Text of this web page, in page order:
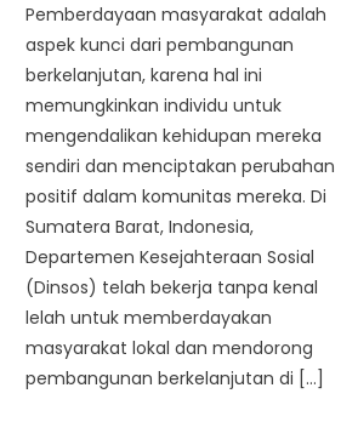
Pemberdayaan masyarakat adalah
aspek kunci dari pembangunan
berkelanjutan, karena hal ini
memungkinkan individu untuk
mengendalikan kehidupan mereka
sendiri dan menciptakan perubahan
positif dalam komunitas mereka. Di
Sumatera Barat, Indonesia,
Departemen Kesejahteraan Sosial
(Dinsos) telah bekerja tanpa kenal
lelah untuk memberdayakan
masyarakat lokal dan mendorong
pembangunan berkelanjutan di […]